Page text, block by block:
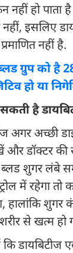
नहीं हो
इसलिए
नहीं है.
ग्रुप को है
हो या
है
अगर अच्छी
और डॉक्टर
शुगर लंबे
में रहेगा तो
हालांकि शुगर
से खत्म हो
डायबिटीज